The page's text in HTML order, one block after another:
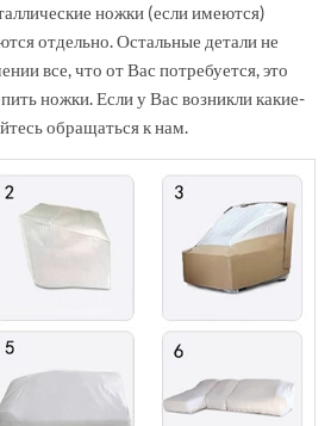
ножки (если имеются)
отдельно. Остальные детали не
все, что от Вас потребуется, это
ножки. Если у Вас возникли какие-
обращаться к нам.